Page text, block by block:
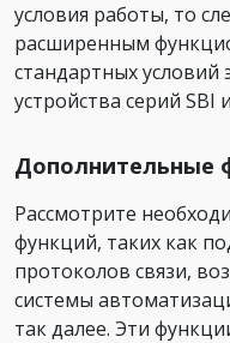
условия работы, то
расширенным
стандартных условий
устройства серий SBI
Дополнительные
Рассмотрите
функций, таких как
протоколов связи,
системы
так далее. Эти